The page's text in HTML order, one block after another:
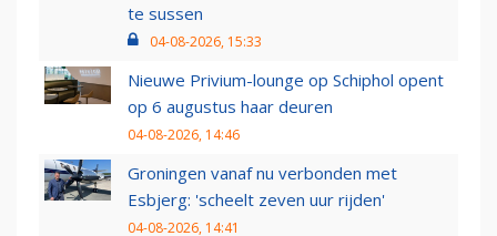
te sussen
04-08-2026, 15:33
Nieuwe Privium-lounge op Schiphol opent
op 6 augustus haar deuren
04-08-2026, 14:46
Groningen vanaf nu verbonden met
Esbjerg: 'scheelt zeven uur rijden'
04-08-2026, 14:41